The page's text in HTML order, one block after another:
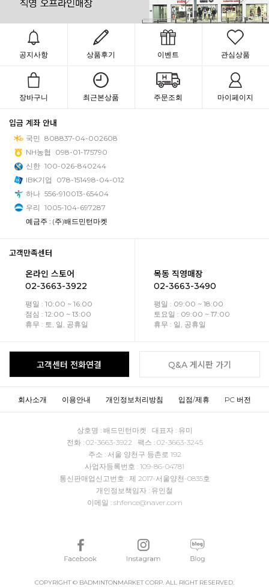
공지사항 상품후기 이벤트 관심상품
장바구니 최근본상품 주문조회 마이페이지
입금 계좌 안내
국민 808837-04-002608
NH농협
098-01-175790
신한 100-026-840244
IBK기업
078-151498-04-012
하나 556-910013-65404
우리 1005-104-697287
예금주 : (주)배드민턴마켓
고객만족센터
온라인 스토어
02-3663-3922
평일 : 10:00 ~ 16:00
점심 : 12:00 ~ 13:00
휴무 : 토, 일, 공휴일
목동 직영매장
02-3663-3490
평일 : 09:00 ~ 18:00
토요일 : 09:00 ~ 17:00
휴무 : 일, 공휴일
고객센터 전화연결 Q&A 게시판 가기
회사소개 이용안내 개인정보처리방침 입점/제휴 PC 버전
상호명 : 배드민턴마켓 대표자 : 유미
전화 : 02-3663-3922 팩스 : 02-3663-3245
주소 : 서울 양천구 등촌로 192
사업자등록번호 : 109-86-04781
통신판매업신고번호 : 제 2017-서울양천-0835호
개인정보책임자 : 유인철
이메일 : shfence@naver.com
COPYRIGHT © BADMINTONMARKET CORP. ALL RIGHT RESERVED.